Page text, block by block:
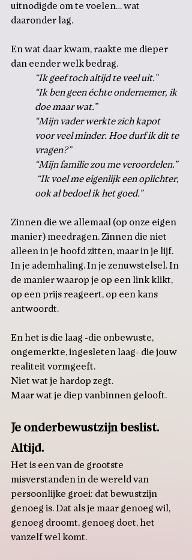
uitnodigde om te voelen… wat
daaronder lag.
En wat daar kwam, raakte me dieper
dan eender welk bedrag.
“Ik geef toch altijd te veel uit.”
“Ik ben geen échte ondernemer, ik
doe maar wat.”
“Mijn vader werkte zich kapot
voor veel minder. Hoe durf ik dit te
vragen?”
“Mijn familie zou me veroordelen.”
ook al bedoel ik het goed.”
Zinnen die we allemaal (op onze eigen
manier) meedragen. Zinnen die niet
alleen in je hoofd zitten, maar in je lijf.
In je ademhaling. In je zenuwstelsel. In
de manier waarop je op een link klikt,
op een prijs reageert, op een kans
antwoordt.
En het is die laag -die onbewuste,
ongemerkte, ingesleten laag- die jouw
realiteit vormgeeft.
Niet wat je hardop zegt.
Maar wat je diep vanbinnen gelooft.
Je onderbewustzijn beslist.
Altijd.
Het is een van de grootste
misverstanden in de wereld van
persoonlijke groei: dat bewustzijn
genoeg is. Dat als je maar genoeg wil,
genoeg droomt, genoeg doet, het
vanzelf wel komt.